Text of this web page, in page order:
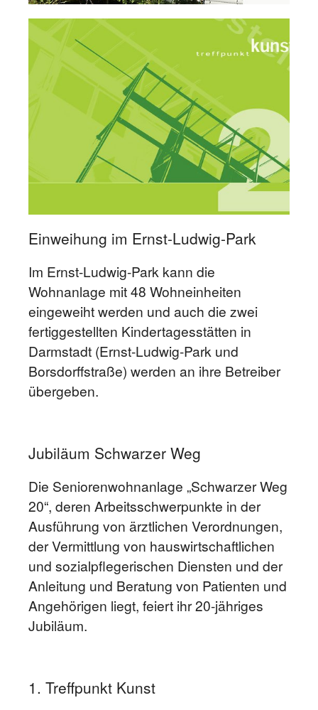
Einweihung im Ernst-Ludwig-Park
Im Ernst-Ludwig-Park kann die
Wohnanlage mit 48 Wohneinheiten
eingeweiht werden und auch die zwei
fertiggestellten Kindertagesstätten in
Darmstadt (Ernst-Ludwig-Park und
Borsdorffstraße) werden an ihre Betreiber
übergeben.
Jubiläum Schwarzer Weg
Die Seniorenwohnanlage „Schwarzer Weg
20“, deren Arbeitsschwerpunkte in der
Ausführung von ärztlichen Verordnungen,
der Vermittlung von hauswirtschaftlichen
und sozialpflegerischen Diensten und der
Anleitung und Beratung von Patienten und
Angehörigen liegt, feiert ihr 20-jähriges
Jubiläum.
1. Treffpunkt Kunst